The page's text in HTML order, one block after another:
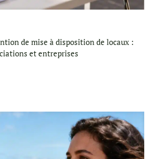
de mise à disposition de locaux :
et entreprises